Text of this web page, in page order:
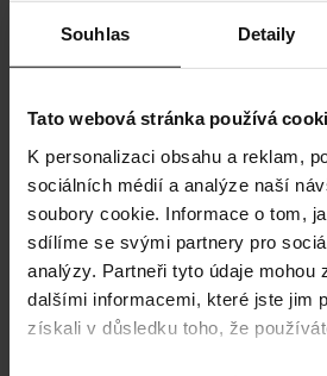
Souhlas Detaily
Tato webová stránka používá
K personalizaci obsahu a reklam,
sociálních médií a analýze naší
soubory cookie. Informace o tom,
sdílíme se svými partnery pro
analýzy. Partneři tyto údaje mohou
dalšími informacemi, které jste jim
získali v důsledku toho, že